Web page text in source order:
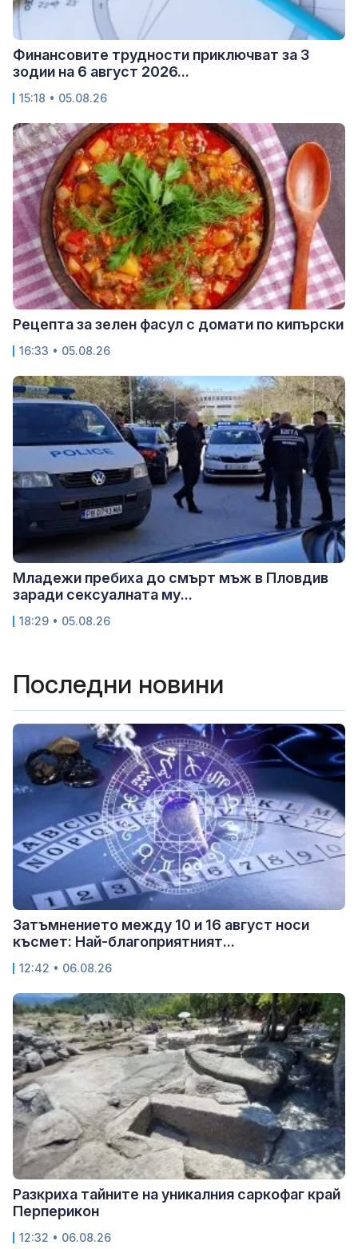
Финансовите трудности приключват за 3
зодии на 6 август 2026...
15:18 • 05.08.26
Рецепта за зелен фасул с домати по кипърски
16:33 • 05.08.26
Младежи пребиха до смърт мъж в Пловдив
заради сексуалната му...
18:29 • 05.08.26
Последни новини
Затъмнението между 10 и 16 август носи
късмет: Най-благоприятният...
12:42 • 06.08.26
Разкриха тайните на уникалния саркофаг край
Перперикон
12:32 • 06.08.26